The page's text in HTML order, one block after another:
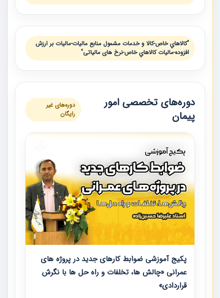
"كالاهاي خاص-کالا و خدمات مشمول منابع مالیات-مالیات بر ارزش
افزوده-ماليات كالاهاي خاص-نرخ های مالیاتی"
دوره‌های تخصصی امور
پیمان
دوره‌های غیر
رایگان
پکیج آموزشی ضوابط کارهای جدید در پروژه های
عمرانی «چالش ها، تخلفات و راه حل ها با نگرش
قراردادی»